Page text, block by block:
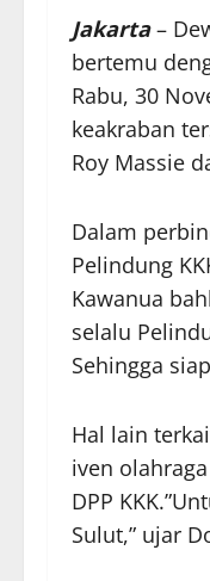
Jakarta–
bertemu
Rabu, 30
keakraban
Roy Massie
Dalam
Pelindung
Kawanua
selalu
Sehingga
Hal lain
iven
DPP
Sulut,” ujar